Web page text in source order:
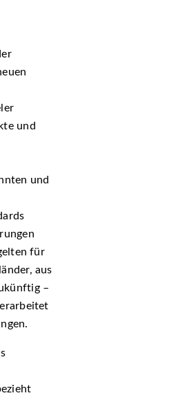
und
und
für
aus
–